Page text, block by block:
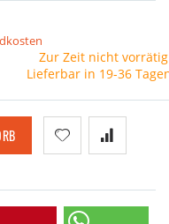
Zur Zeit nicht
Lieferbar in 19-36